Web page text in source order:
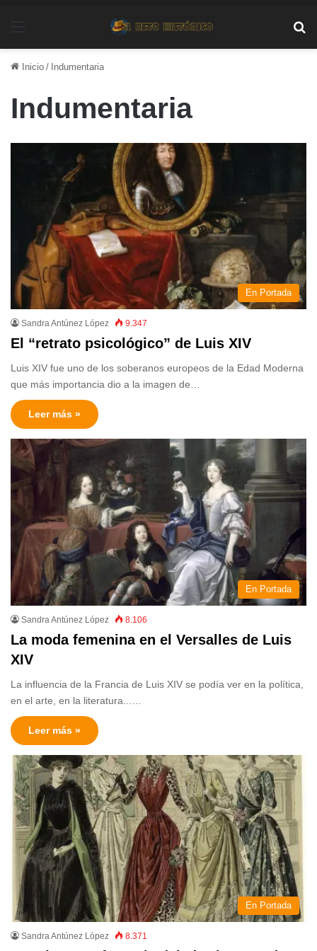
Inicio / Indumentaria
Indumentaria
En Portada
Sandra Antúnez López 9.347
El “retrato psicológico” de Luis XIV
Luis XIV fue uno de los soberanos europeos de la Edad Moderna
que más importancia dio a la imagen de…
Leer más »
En Portada
Sandra Antúnez López 8.106
La moda femenina en el Versalles de Luis
XIV
La influencia de la Francia de Luis XIV se podía ver en la política,
en el arte, en la literatura...…
Leer más »
En Portada
Sandra Antúnez López 8.371